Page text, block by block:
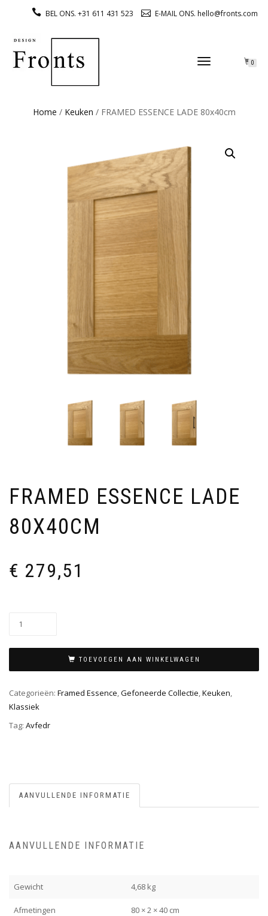
BEL ONS. +31 611 431 523 E-MAIL ONS. hello@fronts.com
TOGGLE
0
Home / Keuken / FRAMED ESSENCE LADE 80x40cm
FRAMED ESSENCE LADE
80X40CM
€ 279,51
TOEVOEGEN AAN WINKELWAGEN
Categorieën: Framed Essence,Gefoneerde Collectie,Keuken,
Klassiek
Tag: Avfedr
AANVULLENDE INFORMATIE
AANVULLENDE INFORMATIE
Gewicht 4,68 kg
Afmetingen 80 × 2 × 40 cm